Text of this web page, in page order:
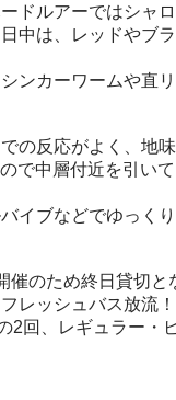
ドルアーではシャ
中は、レッドやブ
ンカーワームや直
の反応がよく、地
で中層付近を引い
イブなどでゆっく
のため終日貸切と
レッシュバス放流！
回、レギュラー・